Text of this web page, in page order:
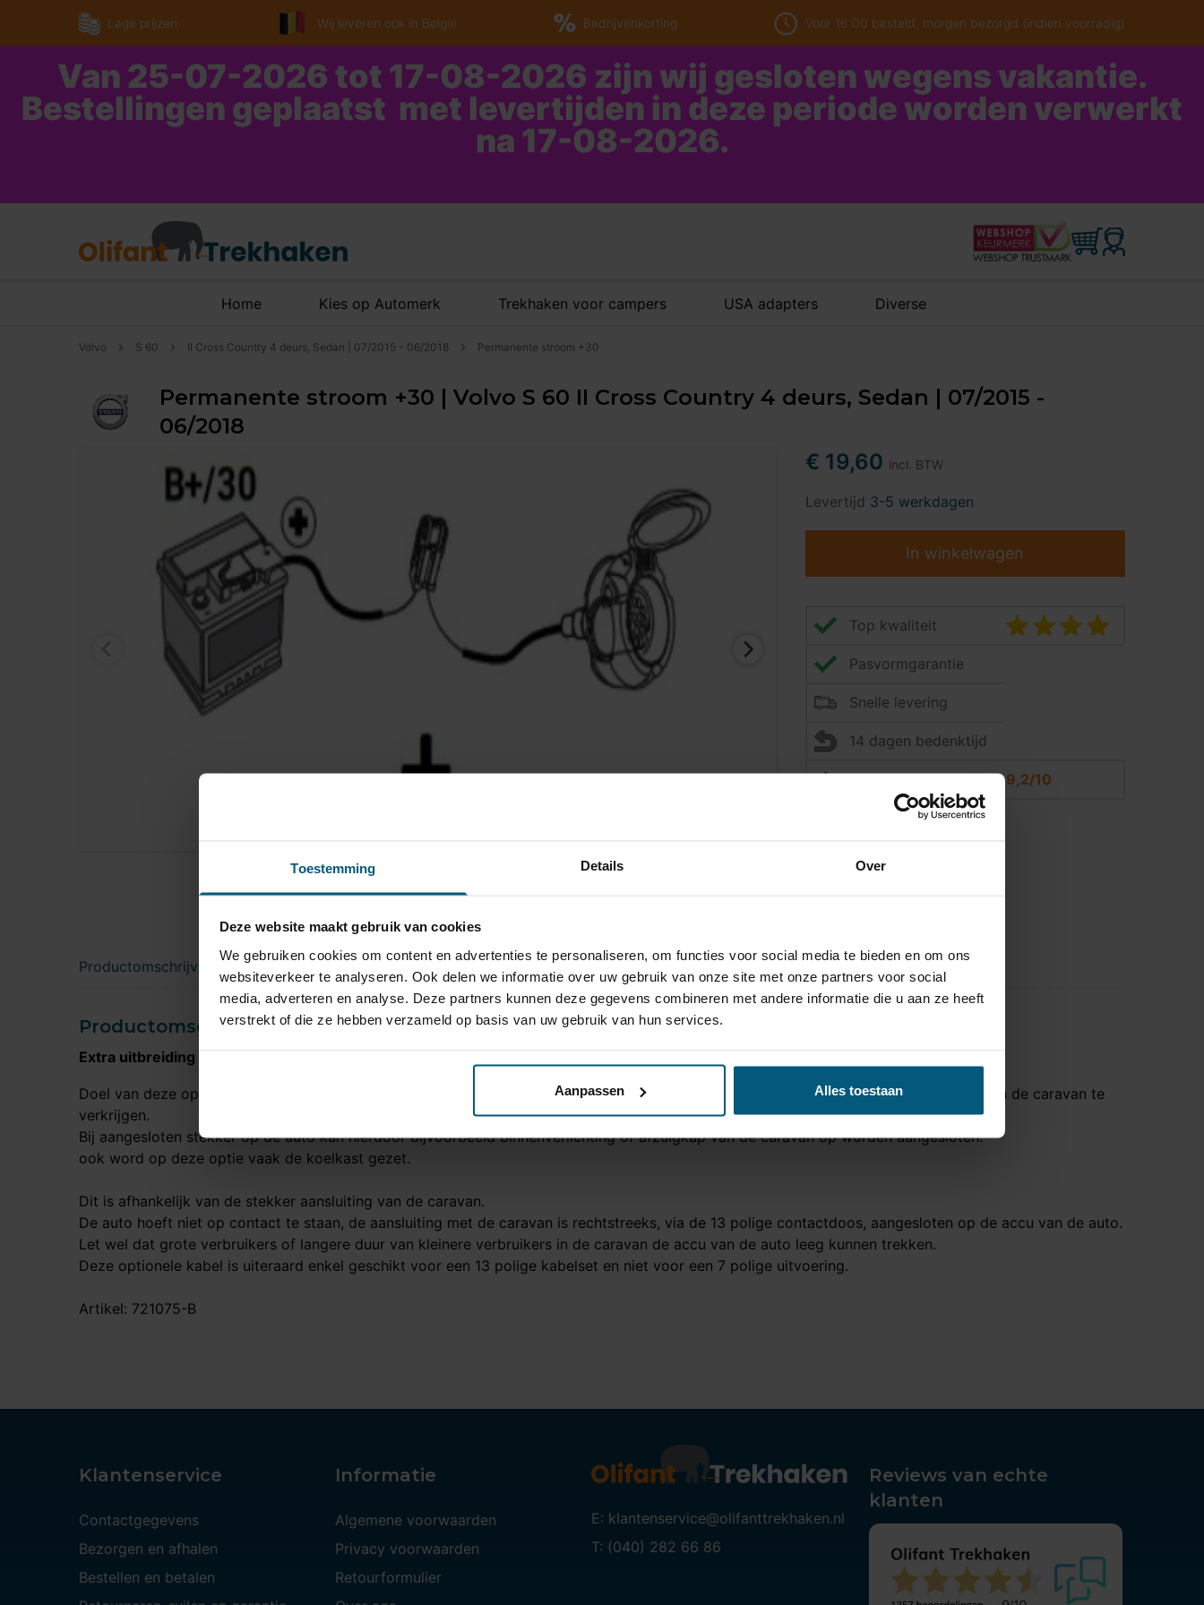
Toestemming Details Over
Deze website maakt gebruik van cookies
We gebruiken cookies om content en advertenties te personaliseren, om functies voor social media te bieden en om ons
websiteverkeer te analyseren. Ook delen we informatie over uw gebruik van onze site met onze partners voor social
media, adverteren en analyse. Deze partners kunnen deze gegevens combineren met andere informatie die u aan ze heeft
verstrekt of die ze hebben verzameld op basis van uw gebruik van hun services.
Aanpassen Alles toestaan
Lage prijzen Wij leveren ook in België Bedrijvenkorting Voor 16:00 besteld, morgen bezorgd (indien voorradig)
Van 25-07-2026 tot 17-08-2026 zijn wij gesloten wegens vakantie.
Bestellingen geplaatst met levertijden in deze periode worden verwerkt
na 17-08-2026.
Home Kies op Automerk Trekhaken voor campers USA adapters Diverse
Volvo S 60 II Cross Country 4 deurs, Sedan | 07/2015 - 06/2018 Permanente stroom +30
Permanente stroom +30 | Volvo S 60 II Cross Country 4 deurs, Sedan | 07/2015 -
06/2018
€ 19,60 incl. BTW
Levertijd 3-5 werkdagen
In winkelwagen
Top kwaliteit
Pasvormgarantie
Snelle levering
14 dagen bedenktijd
Klantbeoordeling 9,2/10
Productomschrijving
Productomschrijving
Extra uitbreiding permanente of constante stroom +30
Doel van deze optie is om via de 13 polige stekkerdoos van de trekhaak en de stekker verbinding van de caravan een 12 volt voeding in de caravan te
verkrijgen.
Bij aangesloten stekker op de auto kan hierdoor bijvoorbeeld binnenverlichting of afzuigkap van de caravan op worden aangesloten.
ook word op deze optie vaak de koelkast gezet.
Dit is afhankelijk van de stekker aansluiting van de caravan.
De auto hoeft niet op contact te staan, de aansluiting met de caravan is rechtstreeks, via de 13 polige contactdoos, aangesloten op de accu van de auto.
Let wel dat grote verbruikers of langere duur van kleinere verbruikers in de caravan de accu van de auto leeg kunnen trekken.
Deze optionele kabel is uiteraard enkel geschikt voor een 13 polige kabelset en niet voor een 7 polige uitvoering.
Artikel: 721075-B
Klantenservice
Contactgegevens
Bezorgen en afhalen
Bestellen en betalen
Informatie
Algemene voorwaarden
Privacy voorwaarden
Retourformulier
E: klantenservice@olifanttrekhaken.nl
T: (040) 282 66 86
Reviews van echte
klanten